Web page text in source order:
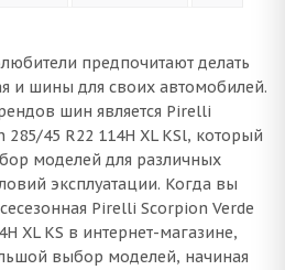
предпочитают делать
и шины для своих автомобилей.
шин является Pirelli
45 R22 114H XL KSl, который
моделей для различных
эксплуатации. Когда вы
Pirelli Scorpion Verde
XL KS в интернет-магазине,
выбор моделей, начиная